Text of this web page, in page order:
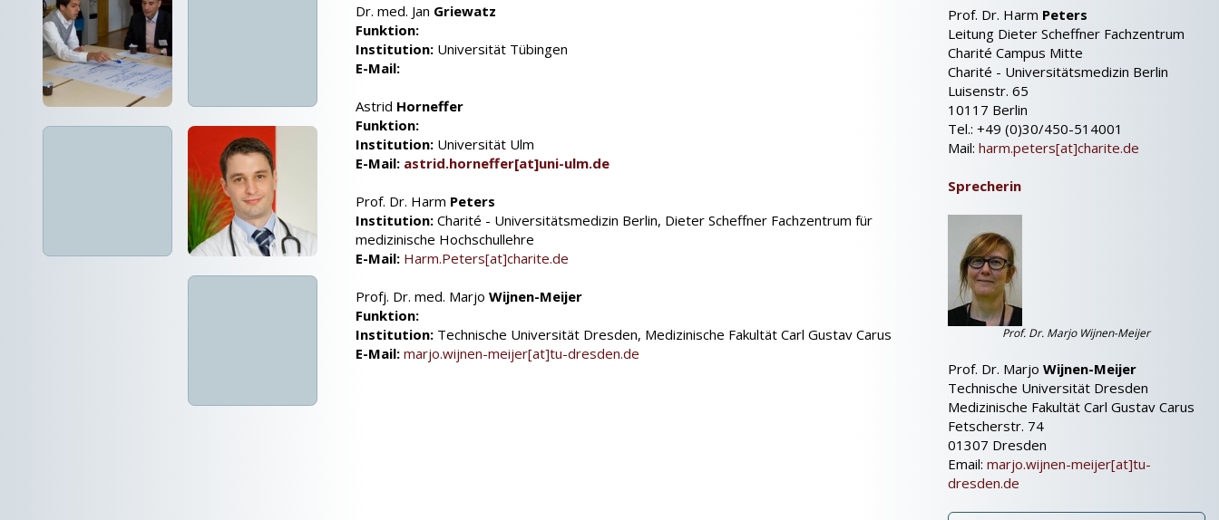
Dr. med. Jan Griewatz
Funktion:
Institution: Universität Tübingen
E-Mail:
Astrid Horneffer
Funktion:
Institution: Universität Ulm
E-Mail: astrid.horneffer[at]uni-ulm.de
Prof. Dr. Harm Peters
Institution:Charité - Universitätsmedizin Berlin, Dieter Scheffner Fachzentrum für
medizinische Hochschullehre
E-Mail: Harm.Peters[at]charite.de
Profj. Dr. med. Marjo Wijnen-Meijer
Funktion:
Institution: Technische Universität Dresden, Medizinische Fakultät Carl Gustav Carus
E-Mail:marjo.wijnen-meijer[at]tu-dresden.de
Prof. Dr. Harm Peters
Leitung Dieter Scheffner Fachzentrum
Charité Campus Mitte
Charité - Universitätsmedizin Berlin
Luisenstr. 65
10117 Berlin
Tel.: +49 (0)30/450-514001
Mail: harm.peters[at]charite.de
Sprecherin
Prof. Dr. Marjo Wijnen-Meijer
Prof. Dr. Marjo Wijnen-Meijer
Technische Universität Dresden
Medizinische Fakultät Carl Gustav Carus
Fetscherstr. 74
01307 Dresden
Email: marjo.wijnen-meijer[at]tu-
dresden.de